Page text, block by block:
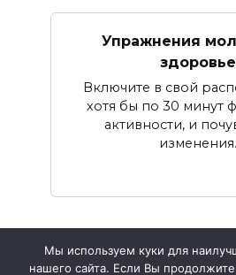
Упражнения
здоровье
Включите в свой
хотя бы по 30 минут
активности, и
изменения.
Мы используем куки для
нашего сайта. Если Вы